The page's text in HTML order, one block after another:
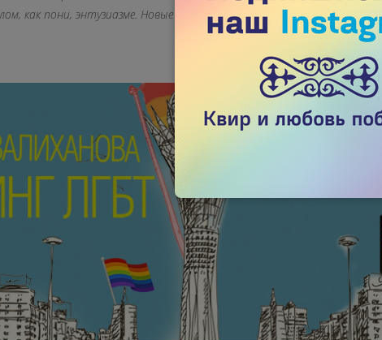
как пони, энтузиазме. Новые стримы будут выходить на нашем